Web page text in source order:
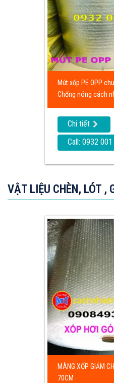
Mút xốp PE OPP
Chống nóng cách
Chi tiết
Call: 0932
VẬT LIỆU CHÈN, LÓT ,
MÀNG XỐP GIẢM
70CM